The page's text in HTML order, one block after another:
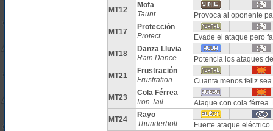
MT12
Mofa
Taunt
Provoca al oponente
MT17
Protección
Protect
Evade el ataque pero
MT18
Danza Lluvia
Rain Dance
Potencia los ataques
MT21
Frustración
Frustration
Cuanta menos feliz
MT23
Cola Férrea
Iron Tail
Ataque con cola
MT24
Rayo
Thunderbolt
Fuerte ataque